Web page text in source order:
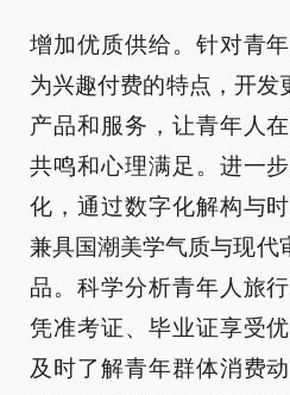
增加优质供给。针对青
为兴趣付费的特点，开发
产品和服务，让青年人
共鸣和心理满足。进一
化，通过数字化解构与
兼具国潮美学气质与现代
品。科学分析青年人旅
凭准考证、毕业证享受
及时了解青年群体消费